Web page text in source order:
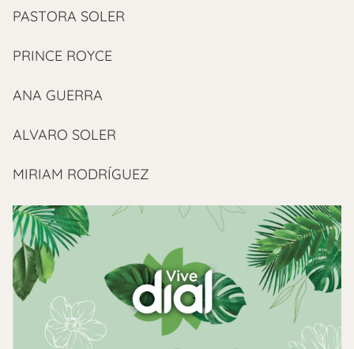
PASTORA SOLER
PRINCE ROYCE
ANA GUERRA
ALVARO SOLER
MIRIAM RODRÍGUEZ